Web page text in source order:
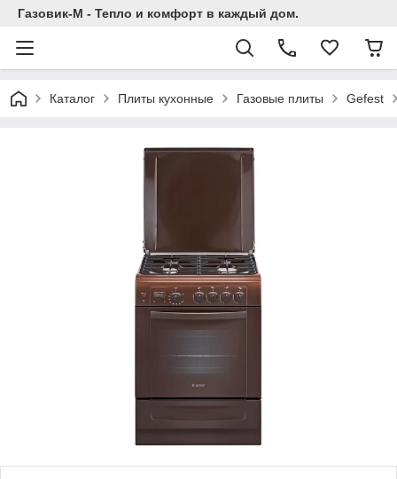
Газовик-М - Тепло и комфорт в каждый дом.
Каталог Плиты кухонные Газовые плиты Gefest